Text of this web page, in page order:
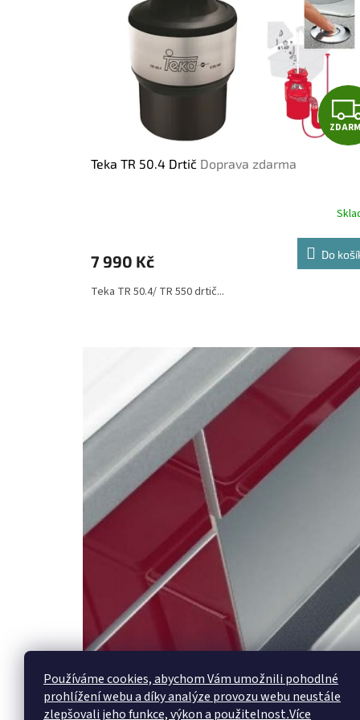
Používáme cookies, abychom Vám umožnili pohodlné
prohlížení webu a díky analýze provozu webu neustále
zlepšovali jeho funkce, výkon a použitelnost.Více
Teka TR 50.4 Drtič Doprava zdarma
7 990 Kč Do
Teka TR 50.4/ TR 550 drtič...